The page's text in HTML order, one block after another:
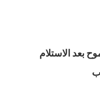
بعد الاستلام